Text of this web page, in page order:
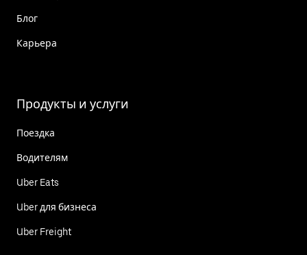
Блог
Карьера
Продукты и услуги
Поездка
Водителям
Uber Eats
Uber для бизнеса
Uber Freight